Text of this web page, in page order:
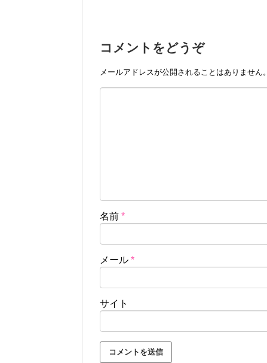
コメントをどうぞ
メールアドレスが公開されることはありません。
名前 *
メール *
サイト